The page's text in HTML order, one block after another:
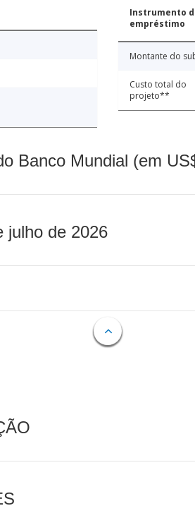
Instrumento
empréstimo
Montante do
Custo total do
projeto**
Banco Mundial (em
julho de 2026